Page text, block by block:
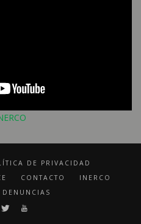
DE PRIVACIDAD
CONTACTO
INERCO